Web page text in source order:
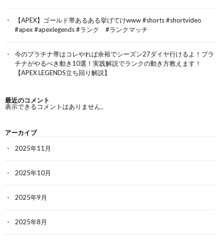
【APEX】ゴールド帯あるある挙げてけwww #shorts #shortvideo
#apex #apexlegends #ランク #ランクマッチ
今のプラチナ帯はコレやれば余裕でシーズン27ダイヤ行けるよ！プラ
チナがやるべき動き10選！実践解説でランクの動き方教えます！
【APEX LEGENDS立ち回り解説】
最近のコメント
表示できるコメントはありません。
アーカイブ
2025年11月
2025年10月
2025年9月
2025年8月